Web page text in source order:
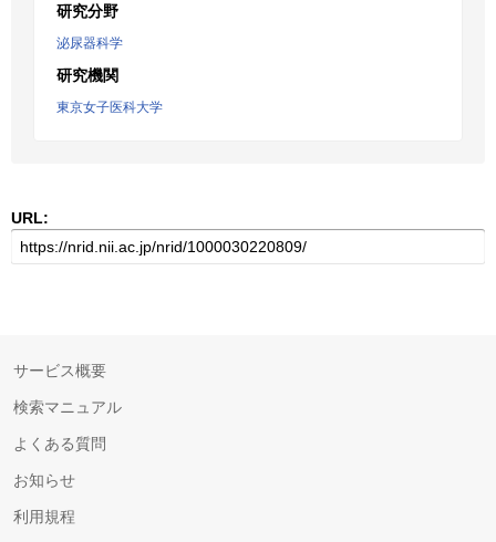
研究分野
泌尿器科学
研究機関
東京女子医科大学
URL:
サービス概要
検索マニュアル
よくある質問
お知らせ
利用規程